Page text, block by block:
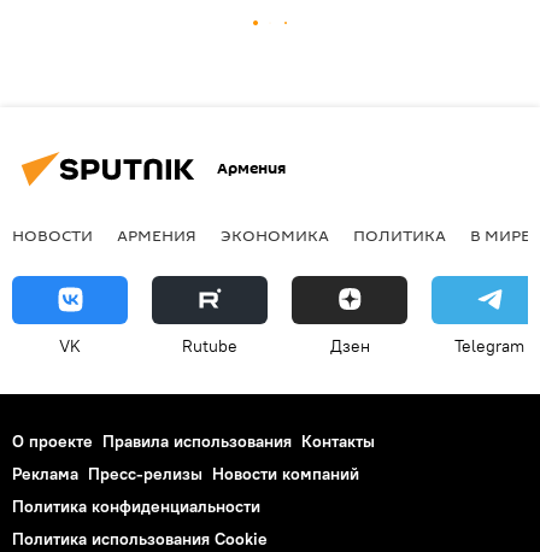
Армения
НОВОСТИ АРМЕНИЯ ЭКОНОМИКА ПОЛИТИКА В МИРЕ
VK Rutube Дзен Telegram
О проекте Правила использования Контакты
Реклама Пресс-релизы Новости компаний
Политика конфиденциальности
Политика использования Cookie